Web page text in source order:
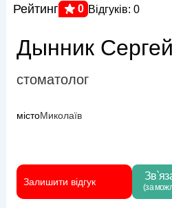
Рейтинг 0 Відгуків: 0
Дынник
стоматолог
містоМиколаїв
Залишити відгук (за